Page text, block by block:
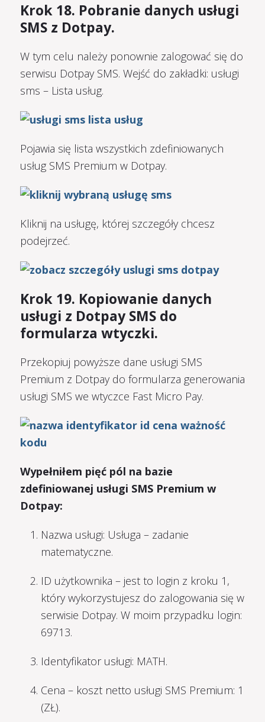
Krok 18. Pobranie danych usługi
SMS z Dotpay.
W tym celu należy ponownie zalogować się do
serwisu Dotpay SMS. Wejść do zakładki: usługi
sms – Lista usług.
Pojawia się lista wszystkich zdefiniowanych
usług SMS Premium w Dotpay.
Kliknij na usługę, której szczegóły chcesz
podejrzeć.
Krok 19. Kopiowanie danych
usługi z Dotpay SMS do
formularza wtyczki.
Przekopiuj powyższe dane usługi SMS
Premium z Dotpay do formularza generowania
usługi SMS we wtyczce Fast Micro Pay.
Wypełniłem pięć pól na bazie
zdefiniowanej usługi SMS Premium w
Dotpay:
Nazwa usługi: Usługa – zadanie
matematyczne.
ID użytkownika – jest to login z kroku 1,
który wykorzystujesz do zalogowania się w
serwisie Dotpay. W moim przypadku login:
69713.
Identyfikator usługi: MATH.
Cena – koszt netto usługi SMS Premium: 1
(ZŁ).